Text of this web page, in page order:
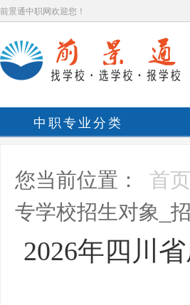
前景通中职网欢迎您！
中职专业分类
您当前位置： 首页
专学校招生对象_
2026年四川